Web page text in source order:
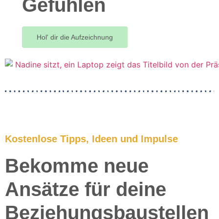
Gefühlen
Hol' dir die Aufzeichnung
Kostenlose Tipps, Ideen und Impulse
Bekomme neue
Ansätze für deine
Beziehungsbaustellen